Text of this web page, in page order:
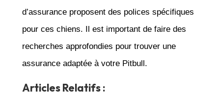
d’assurance proposent des polices spécifiques
pour ces chiens. Il est important de faire des
recherches approfondies pour trouver une
assurance adaptée à votre Pitbull.
Articles Relatifs :